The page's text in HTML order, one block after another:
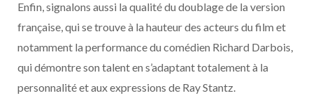
Enfin, signalons aussi la qualité du doublage de la version
française, qui se trouve à la hauteur des acteurs du film et
notamment la performance du comédien Richard Darbois,
qui démontre son talent en s’adaptant totalement à la
personnalité et aux expressions de Ray Stantz.